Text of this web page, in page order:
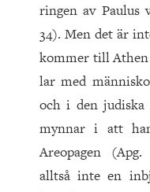
ringen av Paulus
34). Men det är
kommer till
lar med
och i den judiska
mynnar i att
Areopagen
alltså inte en